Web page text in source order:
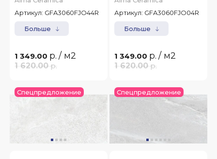
Артикул: GFA3060FJO44R
Больше
1 349.00 р. / м2
1 620.00 р.
Артикул: GFA3060FJO04R
Больше
1 349.00 р. / м2
1 620.00 р.
Спецпредложение Спецпредложение